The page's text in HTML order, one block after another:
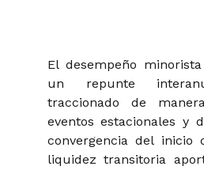
El desempeño
un repunte
traccionado de
eventos estacionales y
convergencia del inicio
liquidez transitoria